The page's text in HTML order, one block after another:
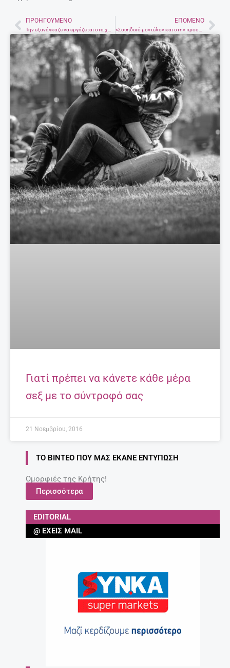
PrevΠΡΟΗΓΟΎΜΕΝΟ
Την εξανάγκαζε να εργάζεται στα χωράφια και τη βίαζε
ΕΠΌΜΕΝΟ
«Σουηδικό μοντέλο» και στην προστασία των κακοποιημένων γυναικών
Γιατί πρέπει να κάνετε κάθε μέρα
σεξ με το σύντροφό σας
21 Νοεμβρίου, 2016
ΤΟ ΒΊΝΤΕΟ ΠΟΥ ΜΑΣ ΈΚΑΝΕ ΕΝΤΎΠΩΣΗ
Ομορφιές της Κρήτης!
Περισσότερα
EDITORIAL
@ ΈΧΕΙΣ MAIL